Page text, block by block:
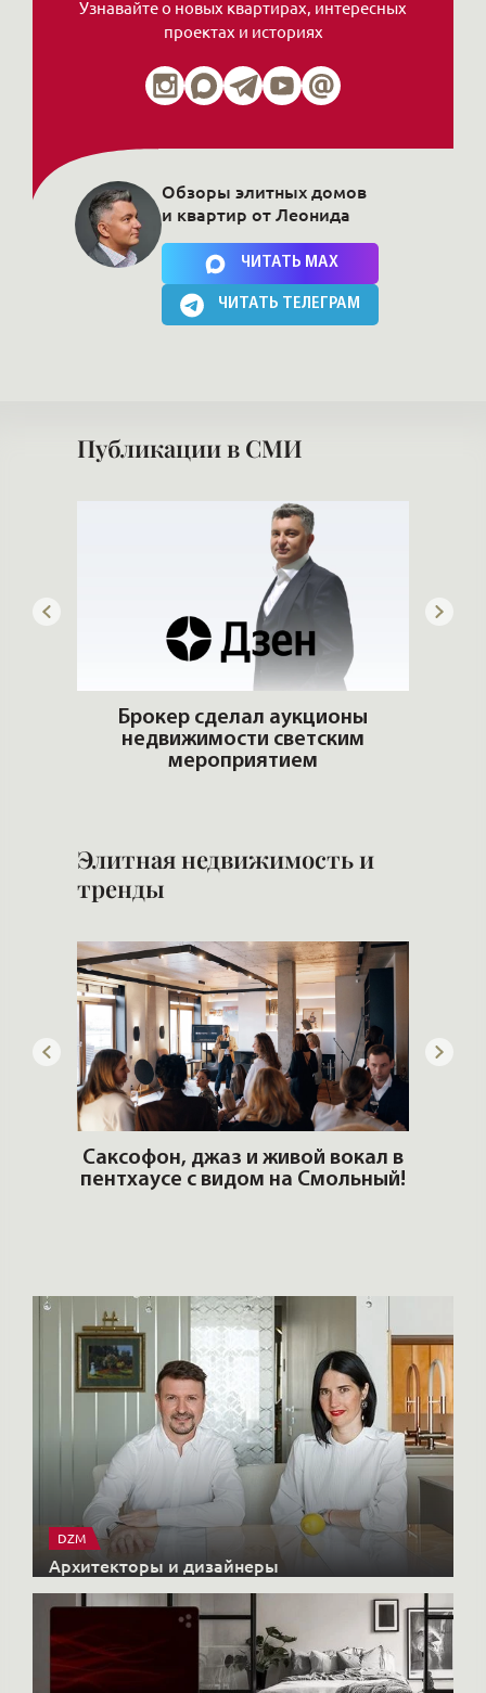
Узнавайте о новых квартирах, интересных
проектах и историях
Нажимая на кнопку, Вы соглашаетесь c политикой сайта
Обзоры элитных домов
и квартир от Леонида
ЧИТАТЬ MAX
ЧИТАТЬ ТЕЛЕГРАМ
Публикации в СМИ
Брокер сделал аукционы
недвижимости светским
мероприятием
Элитная недвижимость и
тренды
Саксофон, джаз и живой вокал в
пентхаусе с видом на Смольный!
DZM
Архитекторы и дизайнеры